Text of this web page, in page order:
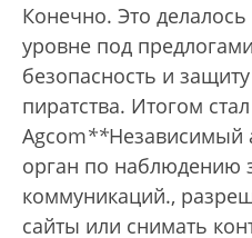
Конечно. Это
уровне под
безопасность и
пиратства. Итогом
Agcom**Независимый
орган по наблюдению
коммуникаций.,
сайты или снимать